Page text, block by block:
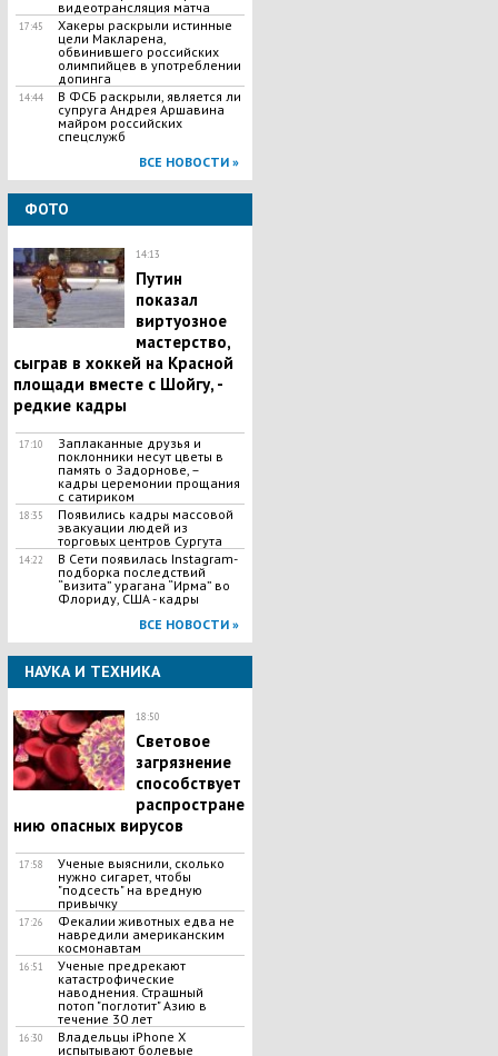
видеотрансляция матча
17:45
Хакеры раскрыли истинные
цели Макларена,
обвинившего российских
олимпийцев в употреблении
допинга
14:44
В ФСБ раскрыли, является ли
супруга Андрея Аршавина
майром российских
спецслужб
ВСЕ НОВОСТИ »
ФОТО
14:13
Путин
показал
виртуозное
мастерство,
сыграв в хоккей на Красной
площади вместе с Шойгу, -
редкие кадры
17:10
Заплаканные друзья и
поклонники несут цветы в
память о Задорнове, –
кадры церемонии прощания
с сатириком
18:35
Появились кадры массовой
эвакуации людей из
торговых центров Сургута
14:22
В Сети появилась Іnstagram-
подборка последствий
“визита” урагана “Ирма” во
Флориду, США - кадры
ВСЕ НОВОСТИ »
НАУКА И ТЕХНИКА
18:50
Световое
загрязнение
способствует
распростране
нию опасных вирусов
17:58
Ученые выяснили, сколько
нужно сигарет, чтобы
"подсесть" на вредную
привычку
17:26
Фекалии животных едва не
навредили американским
космонавтам
16:51
Ученые предрекают
катастрофические
наводнения. Страшный
потоп "поглотит" Азию в
течение 30 лет
16:30
Владельцы iPhone X
испытывают болевые